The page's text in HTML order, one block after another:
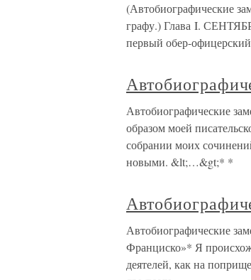
(Автобиографические
графу.) Глава I.
первый обер-
Автобиографические
образом моей
собрании моих
новыми. &lt;…&gt;* *
Автобиографические
Франциско»* Я
деятелей, как на